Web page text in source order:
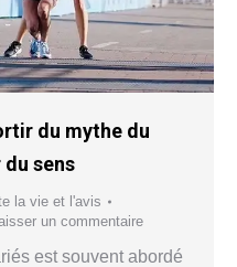
du mythe du
sens
la vie et l'avis
un commentaire
est souvent abordé